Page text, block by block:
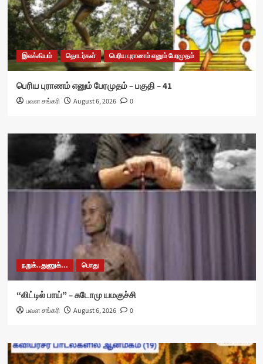
இலக்கியம் தொடர்கள் பெரிய புராணம் எனும் பேரமுதம்
பெரிய புராணம் எனும் பேரமுதம் – பகுதி – 41
பவள சங்கரி August 6, 2026 0
நறுக்..துணுக்... பொது
“லிட்டில் பாய்” – சுடோமு யமகுச்சி
பவள சங்கரி August 6, 2026 0